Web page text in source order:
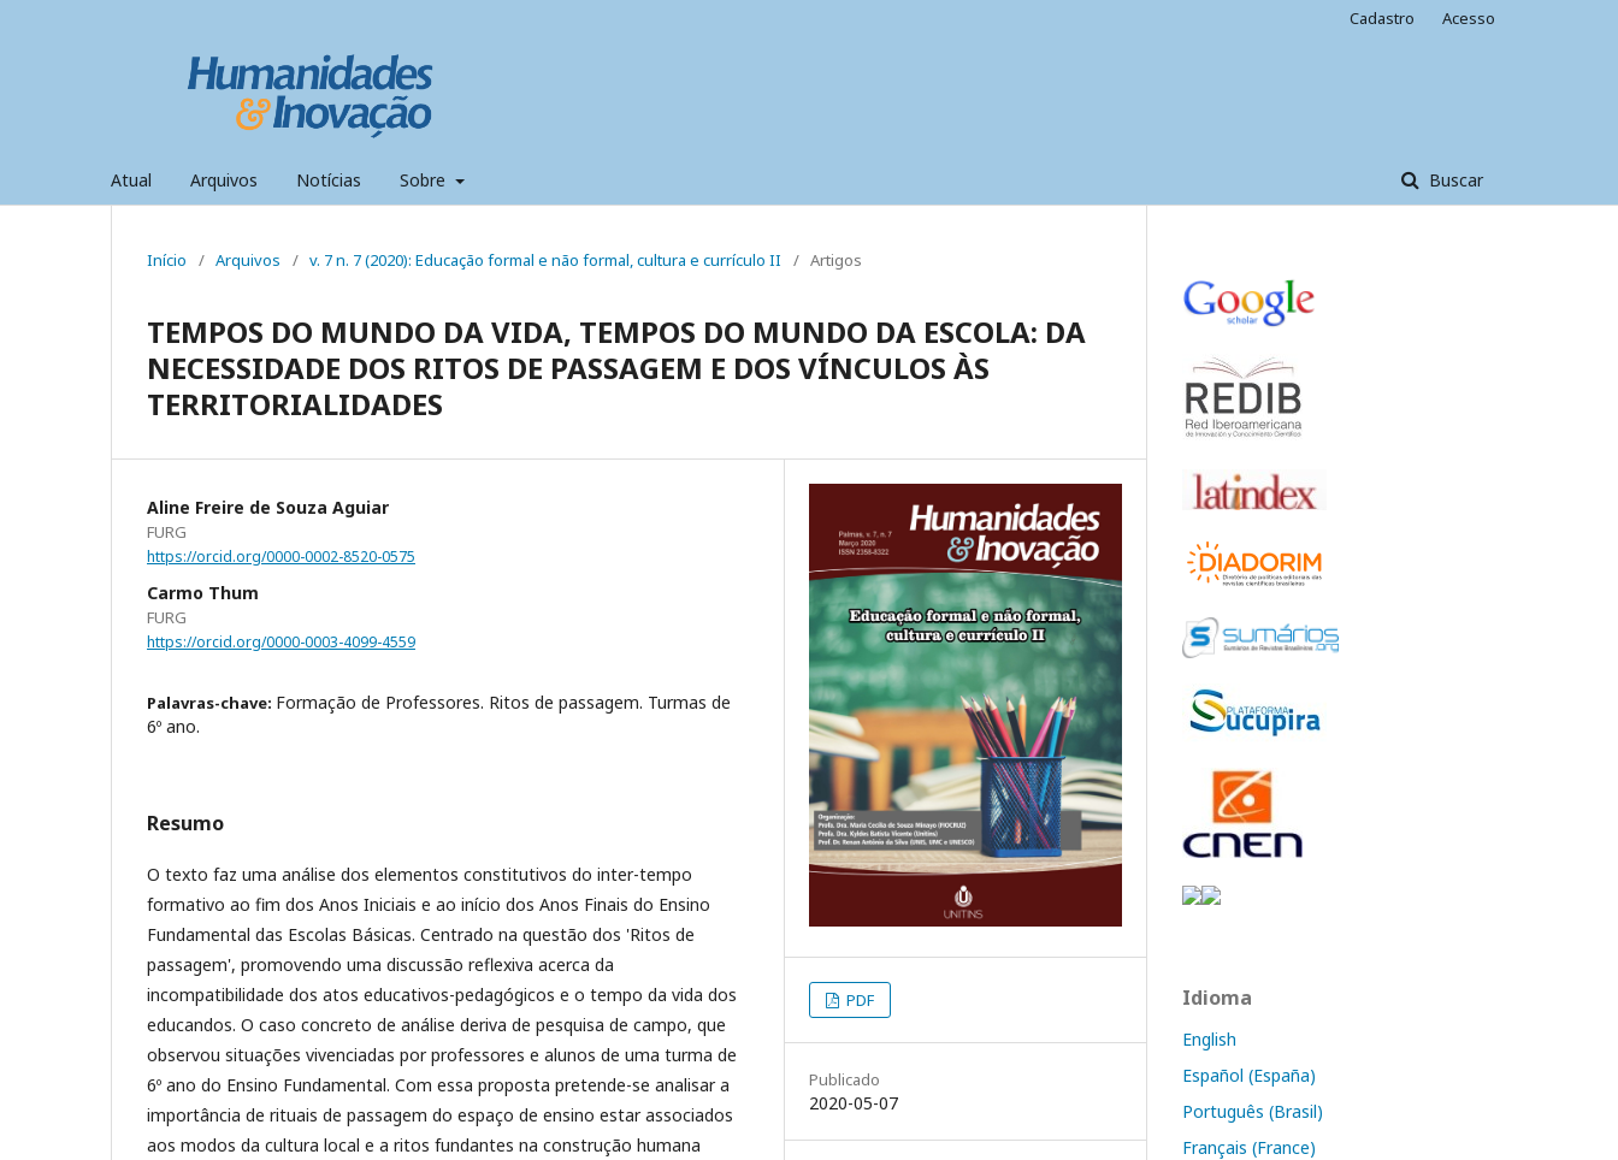
Atual Arquivos Notícias Sobre Buscar
Cadastro Acesso
Início / Arquivos / v. 7 n. 7 (2020): Educação formal e não formal, cultura e currículo II / Artigos
TEMPOS DO MUNDO DA VIDA, TEMPOS DO MUNDO DA ESCOLA: DA
NECESSIDADE DOS RITOS DE PASSAGEM E DOS VÍNCULOS ÀS
TERRITORIALIDADES
Aline Freire de Souza Aguiar
FURG
https://orcid.org/0000-0002-8520-0575
Carmo Thum
FURG
https://orcid.org/0000-0003-4099-4559
Palavras-chave: Formação de Professores. Ritos de passagem. Turmas de
6º ano.
Resumo
O texto faz uma análise dos elementos constitutivos do inter-tempo
formativo ao fim dos Anos Iniciais e ao início dos Anos Finais do Ensino
Fundamental das Escolas Básicas. Centrado na questão dos 'Ritos de
passagem', promovendo uma discussão reflexiva acerca da
incompatibilidade dos atos educativos-pedagógicos e o tempo da vida dos
educandos. O caso concreto de análise deriva de pesquisa de campo, que
observou situações vivenciadas por professores e alunos de uma turma de
6º ano do Ensino Fundamental. Com essa proposta pretende-se analisar a
importância de rituais de passagem do espaço de ensino estar associados
aos modos da cultura local e a ritos fundantes na construção humana
PDF
Publicado
2020-05-07
Idioma
English
Español (España)
Português (Brasil)
Français (France)